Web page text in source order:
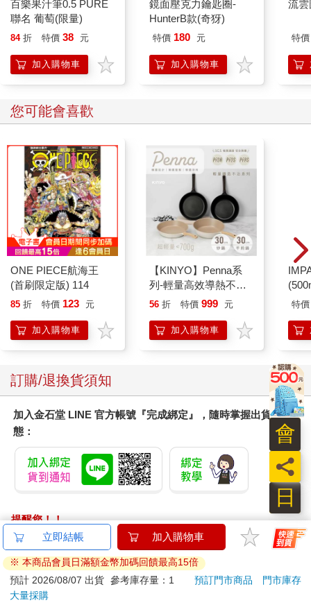
百樂果汁筆0.5 PURE
聯名 葡萄(限量)
84 折 特價 38 元
加入購物車
鏡面壓克力鑰匙圈-
HunterB款(奇犽)
特價 180 元
加入購物車
流
特價
您可能會喜歡
ONE PIECE航海王
(首刷限定版) 114
85 折 特價 123 元
加入購物車
【KINYO】Penna系
列-輕量高效導熱不沾
平煎鍋30cm
56 折 特價 999 元
加入購物車
特價
訂購/退換貨須知
加入金石堂 LINE 官方帳號『完成綁定』，隨時掌握出貨動
態：
提醒您！！
金石堂及銀行均不會請您操作ATM! 如接獲電話要求您前往
ATM提款機，請不要聽從指示，以免受騙上當！
退換貨須知：
**提醒您，鑑賞期不等於試用期，退回商品須為全新狀態**
立即結帳 加入購物車
※ 本商品會員日滿額金幣加碼回饋最高15倍
預計 2026/08/07 出貨 參考庫存量：1 預訂門市商品
門市庫存
大量採購
日
員
會